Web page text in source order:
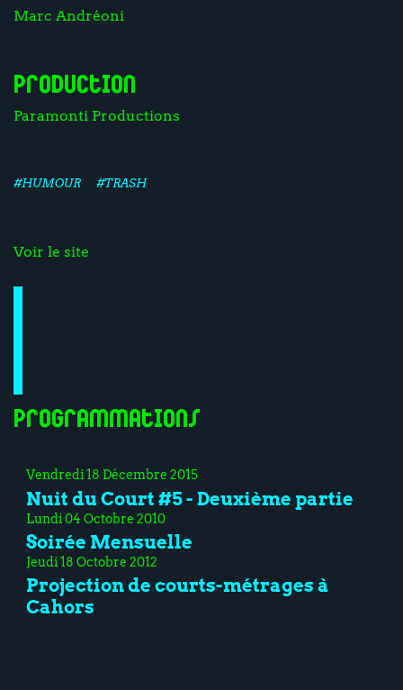
Marc Andréoni
Production
Paramonti Productions
#HUMOUR #TRASH
Voir le site
Programmations
Vendredi 18 Décembre 2015
Nuit du Court #5 - Deuxième partie
Lundi 04 Octobre 2010
Soirée Mensuelle
Jeudi 18 Octobre 2012
Projection de courts-métrages à
Cahors